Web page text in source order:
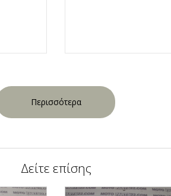
Περισσότερα
Δείτε επίσης